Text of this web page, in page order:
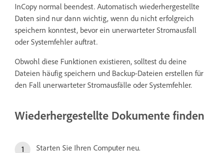
InCopy normal beendest. Automatisch wiederhergestellte
Daten sind nur dann wichtig, wenn du nicht erfolgreich
speichern konntest, bevor ein unerwarteter Stromausfall
oder Systemfehler auftrat.
Obwohl diese Funktionen existieren, solltest du deine
Dateien häufig speichern und Backup-Dateien erstellen für
den Fall unerwarteter Stromausfälle oder Systemfehler.
Wiederhergestellte Dokumente finden
Starten Sie Ihren Computer neu.